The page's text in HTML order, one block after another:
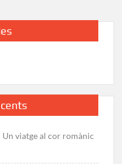
Un viatge al cor romànic